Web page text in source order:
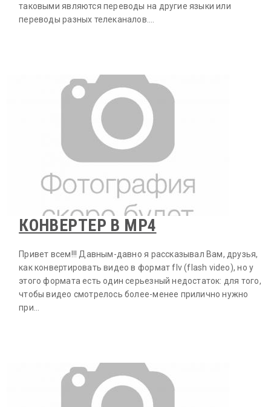
таковыми являются переводы на другие языки или
переводы разных телеканалов.…
КОНВЕРТЕР В MP4
Привет всем!!! Давным-давно я рассказывал Вам, друзья,
как конвертировать видео в формат flv (flash video), но у
этого формата есть один серьезный недостаток: для того,
чтобы видео смотрелось более-менее прилично нужно
при…